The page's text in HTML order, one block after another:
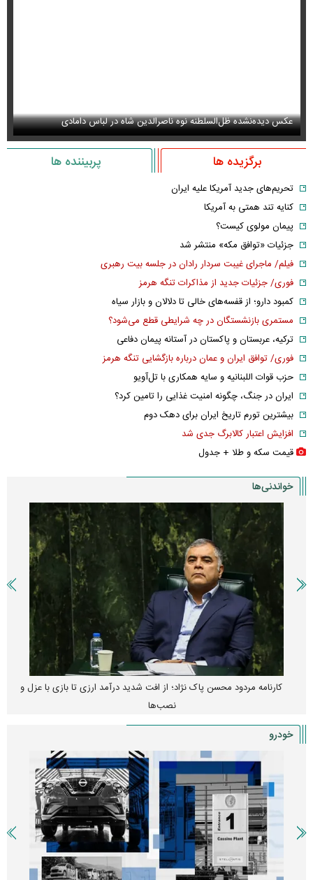
عکس دیده‌نشده ظل‌السلطنه نوه ناصرالدین شاه در لباس دامادی
برگزیده ها پربیننده ها
تحریم‌های جدید آمریکا علیه ایران
کنایه تند همتی به آمریکا
پیمان مولوی کیست؟
جزئیات «توافق مکه» منتشر شد
فیلم/ ماجرای غیبت سردار رادان در جلسه بیت رهبری
فوری/ جزئیات جدید از مذاکرات تنگه هرمز
کمبود دارو؛ از قفسه‌های خالی تا دلالان و بازار سیاه
مستمری بازنشستگان در چه شرایطی قطع می‌شود؟
ترکیه، عربستان و پاکستان در آستانه پیمان دفاعی
فوری/ توافق ایران و عمان درباره بازگشایی تنگه هرمز
حزب قوات اللبنانیه و سایه همکاری با تل‌آویو
ایران در جنگ، چگونه امنیت غذایی را تامین کرد؟
بیشترین تورم تاریخ ایران برای دهک دوم
افزایش اعتبار کالابرگ جدی شد
قیمت سکه و طلا + جدول
خواندنی‌ها
کارنامه مردود محسن پاک‌ نژاد؛ از افت شدید درآمد ارزی تا بازی با عزل و
نصب‌ها
خودرو